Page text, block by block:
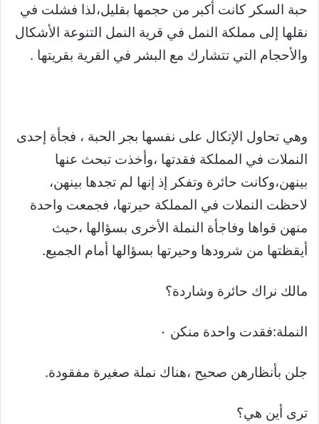
حبة السكر كانت أكبر من حجمها بقليل،لذا فشلت في
نقلها إلى مملكة النمل في قرية النمل التنوعة الأشكال
والأحجام التي تتشارك مع البشر في القرية بقريتها .
وهي تحاول الإتكال على نفسها بجر الحبة ، فجأة إحدى
النملات في المملكة فقدتها ،وأخذت تبحث عنها
بينهن،وكانت حائرة وتفكر إذ إنها لم تجدها بينهن،
لاحظت النملات في المملكة حيرتها، فجمعت واحدة
منهن قواها وفاجأة النملة الأخرى بسؤالها ،حيث
أيقظتها من شرودها وحيرتها بسؤالها أمام الجميع.
مالك نراك حائرة وشاردة؟
النملة:فقدت واحدة منكن ٠
جلن بأنظارهن صحيح ،هناك نملة صغيرة مفقودة.
ترى أين هي؟